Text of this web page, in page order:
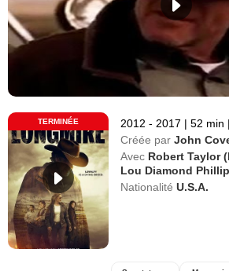
TERMINÉE 2012 - 2017 | 52 min |
Créée par John
Avec Robert Taylor
Lou Diamond
Nationalité U.S.A.